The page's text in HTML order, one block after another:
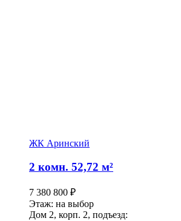
ЖК Аринский
2 комн. 52,72 м²
7 380 800 ₽
Этаж: на выбор
Дом 2, корп. 2, подъезд: